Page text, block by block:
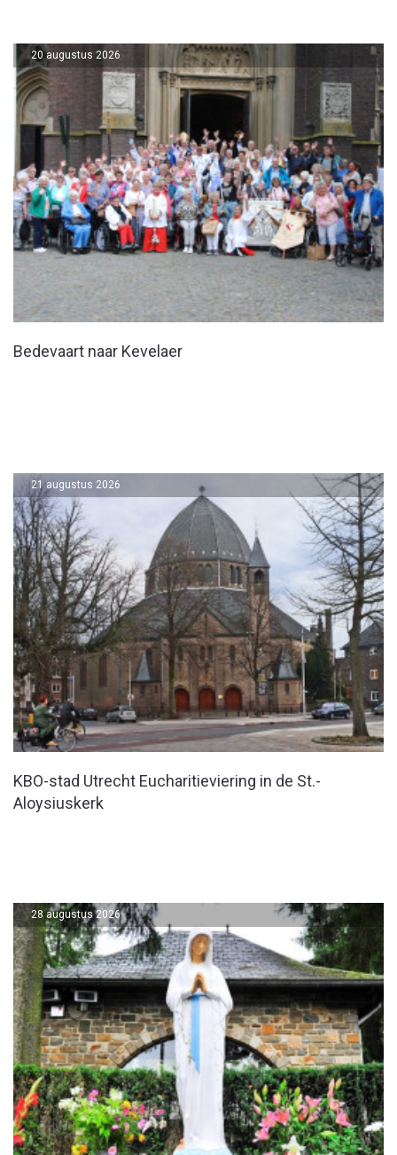
Bedevaart naar Kevelaer
20 augustus 2026
KBO-stad Utrecht Eucharitieviering in de St.-
Aloysiuskerk
21 augustus 2026
28 augustus 2026